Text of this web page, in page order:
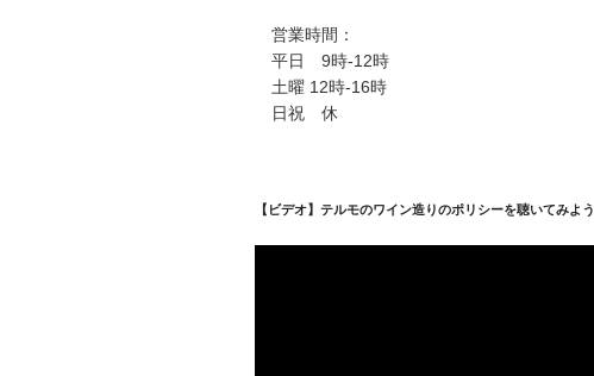
営業時間：
平日 9時-12時
土曜 12時-16時
日祝 休
【ビデオ】テルモのワイン造りのポリシーを聴いてみよう